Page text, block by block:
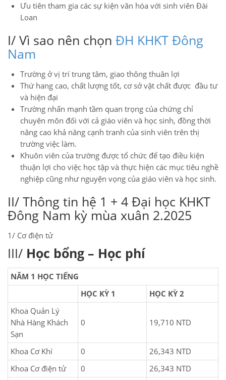
Ưu tiên tham gia các sự kiện văn hóa với sinh viên Đài
Loan
I/ Vì sao nên chọn ĐH KHKT Đông
Nam
Trường ở vị trí trung tâm, giao thông thuân lợi
Thứ hang cao, chất lượng tốt, cơ sở vật chất được đầu tư
và hiện đại
Trường nhấn mạnh tầm quan trọng của chứng chỉ
chuyên môn đối với cả giáo viên và học sinh, đồng thời
nâng cao khả năng cạnh tranh của sinh viên trên thị
trường việc làm.
Khuôn viên của trường được tổ chức để tạo điều kiện
thuận lợi cho việc học tập và thực hiện các mục tiêu nghề
nghiệp cũng như nguyện vọng của giáo viên và học sinh.
II/ Thông tin hệ 1 + 4 Đại học KHKT
Đông Nam kỳ mùa xuân 2.2025
1/ Cơ điện tử
III/ Học bổng – Học phí
NĂM 1 HỌC TIẾNG
HỌC KỲ 1
HỌC KỲ 2
Khoa Quản Lý
Nhà Hàng Khách
Sạn
0 19,710 NTD
Khoa Cơ Khí 0
26,343 NTD
Khoa Cơ điện tử
0 26,343 NTD